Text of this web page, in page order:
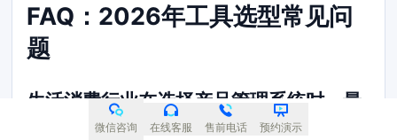
FAQ：2026年工具选型常见问
题
生活消费行业在选择产品管理系统时，最
易踩的坑是什么？
微信咨询 在线客服 售前电话 预约演示